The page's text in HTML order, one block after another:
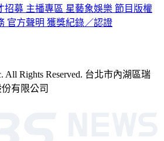
招募 主播專區 星藝象娛樂 節目版權
官方聲明 獲獎紀錄／認證
All Rights Reserved. 台北市內湖區瑞
有限公司